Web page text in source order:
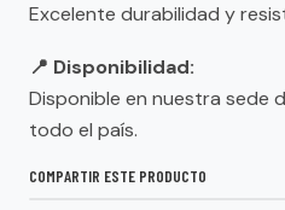
Excelente durabilidad y
📍 Disponibilidad:
Disponible en nuestra sede
todo el país.
COMPARTIR ESTE PRODUCTO